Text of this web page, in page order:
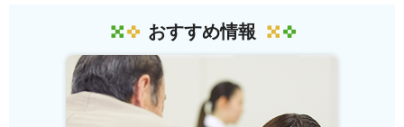
おすすめ情報